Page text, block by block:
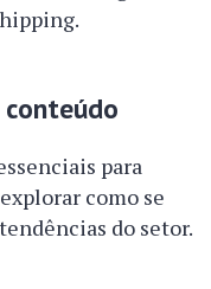
para
como se
do setor.